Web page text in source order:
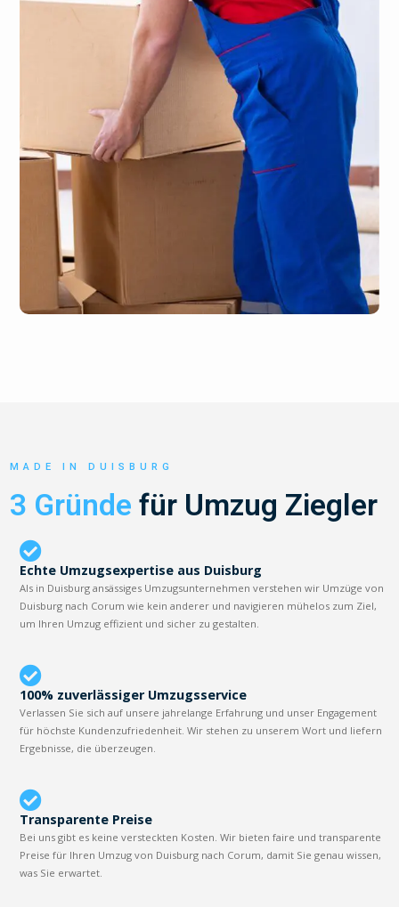
MADE IN DUISBURG
3 Gründe für Umzug Ziegler
Echte Umzugsexpertise aus Duisburg
Als in Duisburg ansässiges Umzugsunternehmen verstehen wir Umzüge von
Duisburg nach Corum wie kein anderer und navigieren mühelos zum Ziel,
um Ihren Umzug effizient und sicher zu gestalten.
100% zuverlässiger Umzugsservice
Verlassen Sie sich auf unsere jahrelange Erfahrung und unser Engagement
für höchste Kundenzufriedenheit. Wir stehen zu unserem Wort und liefern
Ergebnisse, die überzeugen.
Transparente Preise
Bei uns gibt es keine versteckten Kosten. Wir bieten faire und transparente
Preise für Ihren Umzug von Duisburg nach Corum, damit Sie genau wissen,
was Sie erwartet.